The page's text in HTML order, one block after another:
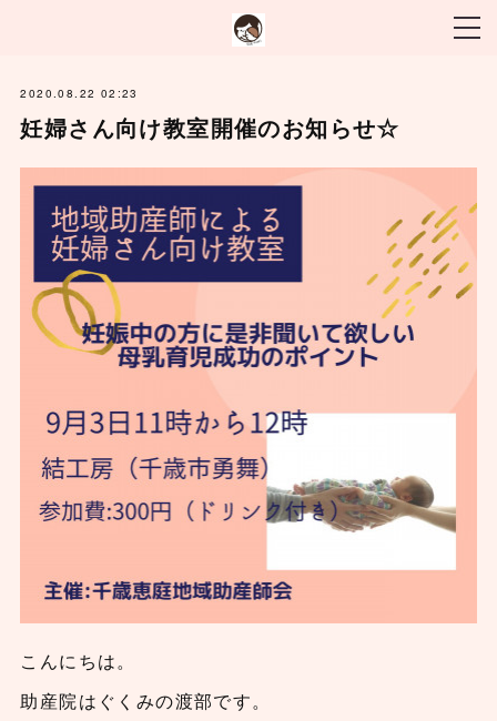
2020.08.22 02:23
妊婦さん向け教室開催のお知らせ☆
こんにちは。
助産院はぐくみの渡部です。